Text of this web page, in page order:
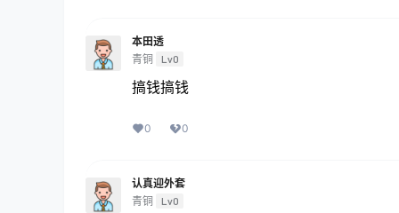
本田透
青铜
Lv0
搞钱搞钱
0 0
认真迎外套
青铜
Lv0